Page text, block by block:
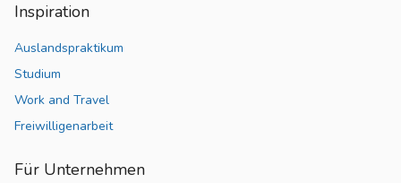
Inspiration
Auslandspraktikum
Studium
Work and Travel
Freiwilligenarbeit
Für Unternehmen